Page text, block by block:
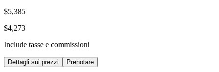
$5,385
$4,273
Include tasse e commissioni
Dettagli sui prezzi Prenotare